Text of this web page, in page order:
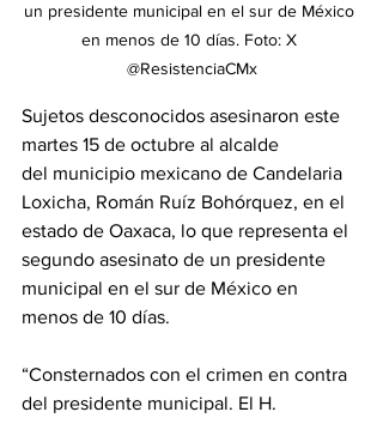
un presidente municipal en el sur de México
en menos de 10 días. Foto: X
@ResistenciaCMx
Sujetos desconocidos asesinaron este
martes 15 de octubre al alcalde
del municipio mexicano de Candelaria
Loxicha, Román Ruíz Bohórquez, en el
estado de Oaxaca, lo que representa el
segundo asesinato de un presidente
municipal en el sur de México en
menos de 10 días.
“Consternados con el crimen en contra
del presidente municipal. El H.